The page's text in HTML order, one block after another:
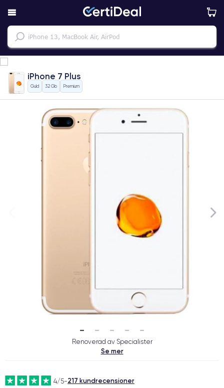
iPhone 7 Plus
Guld 32 Gb Premium
Renoverad av Specialister
Se mer
4/5-217 kundrecensioner